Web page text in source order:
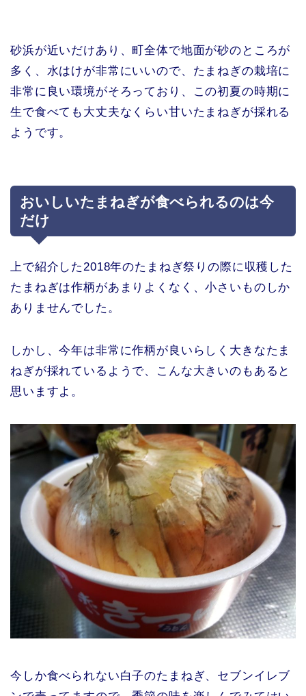
砂浜が近いだけあり、町全体で地面が砂のところが
多く、水はけが非常にいいので、たまねぎの栽培に
非常に良い環境がそろっており、この初夏の時期に
生で食べても大丈夫なくらい甘いたまねぎが採れる
ようです。
おいしいたまねぎが食べられるのは今
だけ
上で紹介した2018年のたまねぎ祭りの際に収穫した
たまねぎは作柄があまりよくなく、小さいものしか
ありませんでした。
しかし、今年は非常に作柄が良いらしく大きなたま
ねぎが採れているようで、こんな大きいのもあると
思いますよ。
今しか食べられない白子のたまねぎ、セブンイレブ